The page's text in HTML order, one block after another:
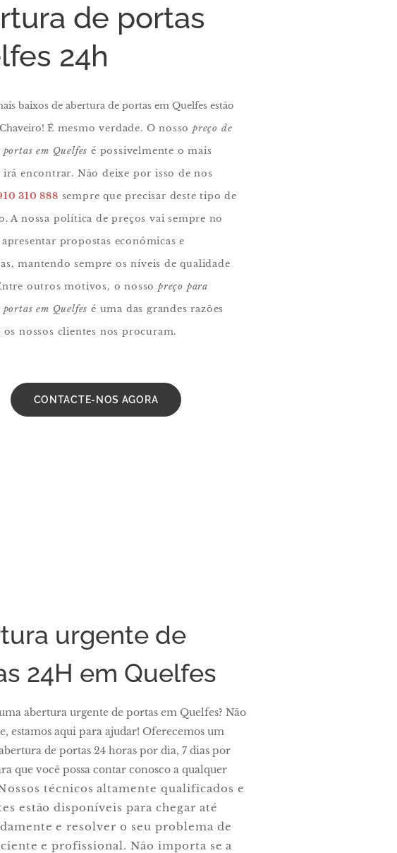
de portas
24h
baixos de abertura de portas em Quelfes estão
É mesmo verdade. O nosso preço de
em Quelfes é possivelmente o mais
irá encontrar. Não deixe por isso de nos
310 888 sempre que precisar deste tipo de
A nossa política de preços vai sempre no
propostas económicas e
mantendo sempre os níveis de qualidade
outros motivos, o nosso preço para
em Quelfes é uma das grandes razões
os nossos clientes nos procuram.
CONTACTE-NOS AGORA
urgente de
24H em Quelfes
abertura urgente de portas em Quelfes? Não
estamos aqui para ajudar! Oferecemos um
de portas 24 horas por dia, 7 dias por
que você possa contar conosco a qualquer
técnicos altamente qualificados e
estão disponíveis para chegar até
e resolver o seu problema de
e profissional. Não importa se a